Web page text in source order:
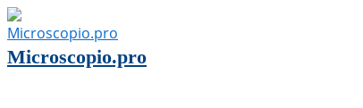
Ir
al
contenido
Microscopio.pro